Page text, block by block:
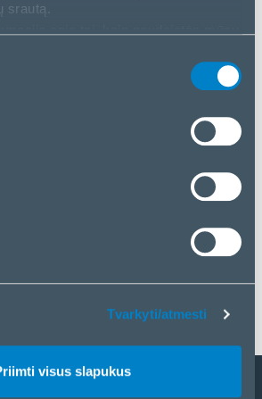
srautą.
Jei su tuo sutinkate, spustelėkite
Tvarkyti/atmesti
visus slapukus